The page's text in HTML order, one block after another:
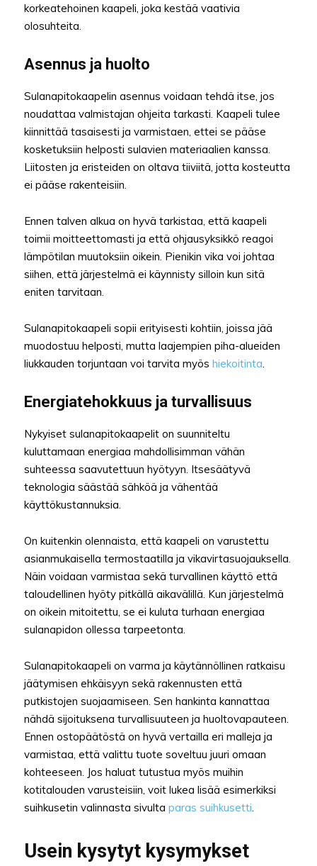
korkeatehoinen kaapeli, joka kestää vaativia
olosuhteita.
Asennus ja huolto
Sulanapitokaapelin asennus voidaan tehdä itse, jos
noudattaa valmistajan ohjeita tarkasti. Kaapeli tulee
kiinnittää tasaisesti ja varmistaen, ettei se pääse
kosketuksiin helposti sulavien materiaalien kanssa.
Liitosten ja eristeiden on oltava tiiviitä, jotta kosteutta
ei pääse rakenteisiin.
Ennen talven alkua on hyvä tarkistaa, että kaapeli
toimii moitteettomasti ja että ohjausyksikkö reagoi
lämpötilan muutoksiin oikein. Pienikin vika voi johtaa
siihen, että järjestelmä ei käynnisty silloin kun sitä
eniten tarvitaan.
Sulanapitokaapeli sopii erityisesti kohtiin, joissa jää
muodostuu helposti, mutta laajempien piha-alueiden
liukkauden torjuntaan voi tarvita myös hiekoitinta
Energiatehokkuus ja turvallisuus
Nykyiset sulanapitokaapelit on suunniteltu
kuluttamaan energiaa mahdollisimman vähän
suhteessa saavutettuun hyötyyn. Itsesäätyvä
teknologia säästää sähköä ja vähentää
käyttökustannuksia.
On kuitenkin olennaista, että kaapeli on varustettu
asianmukaisella termostaatilla ja vikavirtasuojauksella.
Näin voidaan varmistaa sekä turvallinen käyttö että
taloudellinen hyöty pitkällä aikavälillä. Kun järjestelmä
on oikein mitoitettu, se ei kuluta turhaan energiaa
sulanapidon ollessa tarpeetonta.
Sulanapitokaapeli on varma ja käytännöllinen ratkaisu
jäätymisen ehkäisyyn sekä rakennusten että
putkistojen suojaamiseen. Sen hankinta kannattaa
nähdä sijoituksena turvallisuuteen ja huoltovapauteen.
Ennen ostopäätöstä on hyvä vertailla eri malleja ja
varmistaa, että valittu tuote soveltuu juuri omaan
kohteeseen. Jos haluat tutustua myös muihin
kotitalouden varusteisiin, voit lukea lisää esimerkiksi
suihkusetin valinnasta sivulta paras suihkusetti
Usein kysytyt kysymykset